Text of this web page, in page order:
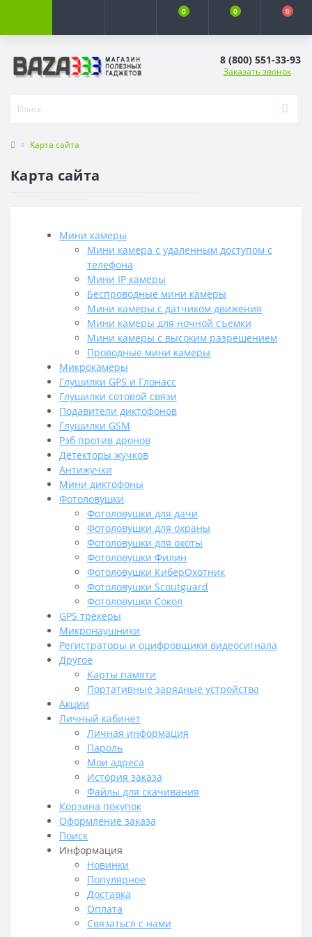
0 0 0
8 (800) 551-33-93
Заказать звонок
Карта сайта
Карта сайта
Мини камеры
Мини камера с удаленным доступом с
телефона
Мини IP камеры
Беспроводные мини камеры
Мини камеры с датчиком движения
Мини камеры для ночной съемки
Мини камеры с высоким разрешением
Проводные мини камеры
Микрокамеры
Глушилки GPS и Глонасс
Глушилки сотовой связи
Подавители диктофонов
Глушилки GSM
Рэб против дронов
Детекторы жучков
Антижучки
Мини диктофоны
Фотоловушки
Фотоловушки для дачи
Фотоловушки для охраны
Фотоловушки для охоты
Фотоловушки Филин
Фотоловушки КиберОхотник
Фотоловушки Scoutguard
Фотоловушки Сокол
GPS трекеры
Микронаушники
Регистраторы и оцифровщики видеосигнала
Другое
Карты памяти
Портативные зарядные устройства
Акции
Личный кабинет
Личная информация
Пароль
Мои адреса
История заказа
Файлы для скачивания
Корзина покупок
Оформление заказа
Поиск
Информация
Новинки
Популярное
Доставка
Оплата
Связаться с нами